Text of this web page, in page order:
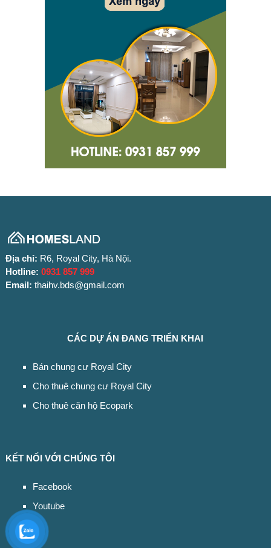
Địa chỉ: R6, Royal City, Hà Nội.
Hotline: 0931 857 999
Email: thaihv.bds@gmail.com
CÁC DỰ ÁN ĐANG TRIỂN KHAI
Bán chung cư Royal City
Cho thuê chung cư Royal City
Cho thuê căn hộ Ecopark
KẾT NỐI VỚI CHÚNG TÔI
Facebook
Youtube